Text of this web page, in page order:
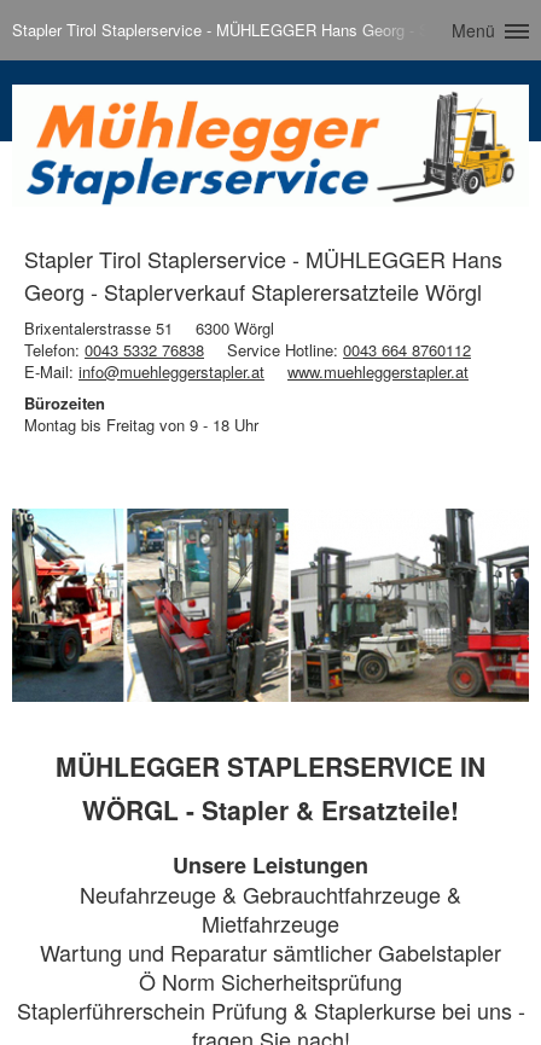
Stapler Tirol Staplerservice - MÜHLEGGER Hans Georg - Staplerverkauf
Menü
Stapler Tirol Staplerservice - MÜHLEGGER Hans
Georg - Staplerverkauf Staplerersatzteile Wörgl
Brixentalerstrasse 51
6300 Wörgl
Telefon: 0043 5332 76838 Service Hotline: 0043 664 8760112
E-Mail: info@muehleggerstapler.at
www.muehleggerstapler.at
Bürozeiten
Montag bis Freitag von 9 - 18 Uhr
MÜHLEGGER STAPLERSERVICE IN
WÖRGL - Stapler & Ersatzteile!
Unsere Leistungen
Neufahrzeuge & Gebrauchtfahrzeuge &
Mietfahrzeuge
Wartung und Reparatur sämtlicher Gabelstapler
Ö Norm Sicherheitsprüfung
Staplerführerschein Prüfung & Staplerkurse bei uns -